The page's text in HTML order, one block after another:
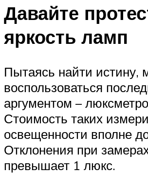
Давайте
яркость ламп
Пытаясь найти истину,
воспользоваться
аргументом –
Стоимость таких
освещенности вполне
Отклонения при
превышает 1 люкс.